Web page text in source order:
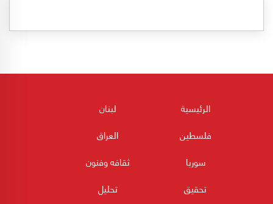
الرئيسية
لبنان
فلسطين
العراق
سوريا
ثقافه وفنون
تحقيق
تحليل